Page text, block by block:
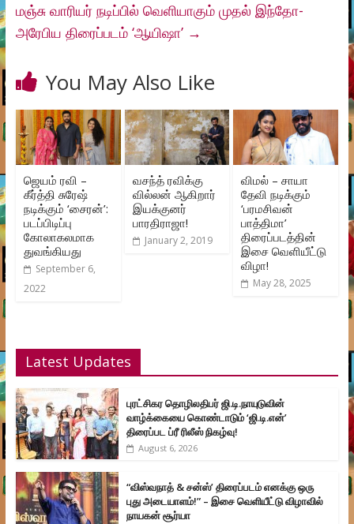
மஞ்சு வாரியர் நடிப்பில் வெளியாகும் முதல் இந்தோ-
அரேபிய திரைப்படம் ‘ஆயிஷா’ →
You May Also Like
ஜெயம் ரவி –
கீர்த்தி சுரேஷ்
நடிக்கும் ‘சைரன்’:
படப்பிடிப்பு
கோலாகலமாக
துவங்கியது
September 6,
2022
வசந்த் ரவிக்கு
வில்லன் ஆகிறார்
இயக்குனர்
பாரதிராஜா!
January 2, 2019
விமல் – சாயா
தேவி நடிக்கும்
‘பரமசிவன்
பாத்திமா’
திரைப்படத்தின்
இசை வெளியீட்டு
விழா!
May 28, 2025
Latest Updates
புரட்சிகர தொழிலதிபர் ஜி.டி.நாயுடுவின்
வாழ்க்கையை கொண்டாடும் ‘ஜி.டி.என்’
திரைப்பட ப்ரீ ரிலீஸ் நிகழ்வு!
August 6, 2026
“விஸ்வநாத் & சன்ஸ்’ திரைப்படம் எனக்கு ஒரு
புது அடையாளம்!” – இசை வெளியீட்டு விழாவில்
நாயகன் சூர்யா